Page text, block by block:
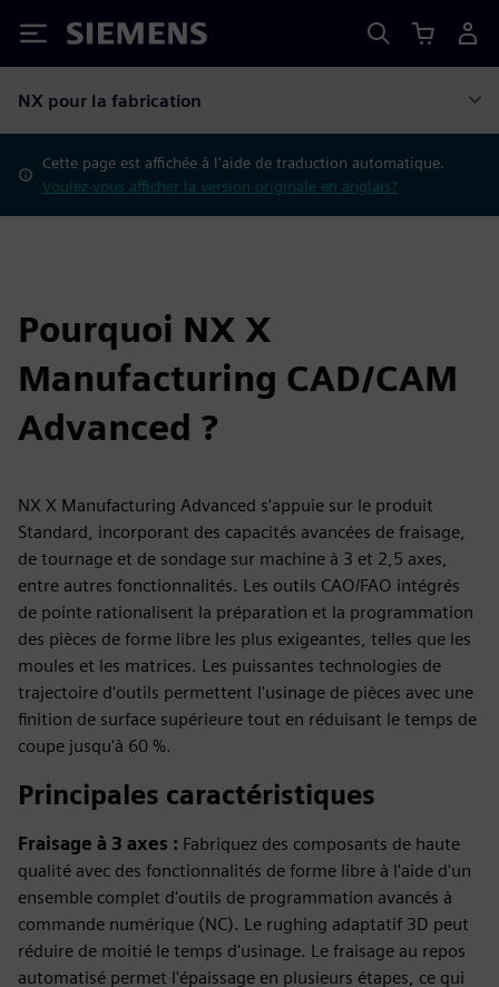
Siemens
NX pour la fabrication
Cette page est affichée à l'aide de traduction automatique.
Voulez-vous afficher la version originale en anglais?
Pourquoi NX X
Manufacturing CAD/CAM
Advanced ?
NX X Manufacturing Advanced s'appuie sur le produit
Standard, incorporant des capacités avancées de fraisage,
de tournage et de sondage sur machine à 3 et 2,5 axes,
entre autres fonctionnalités. Les outils CAO/FAO intégrés
de pointe rationalisent la préparation et la programmation
des pièces de forme libre les plus exigeantes, telles que les
moules et les matrices. Les puissantes technologies de
trajectoire d'outils permettent l'usinage de pièces avec une
finition de surface supérieure tout en réduisant le temps de
coupe jusqu'à 60 %.
Principales caractéristiques
Fraisage à 3 axes : Fabriquez des composants de haute
qualité avec des fonctionnalités de forme libre à l'aide d'un
ensemble complet d'outils de programmation avancés à
commande numérique (NC). Le rughing adaptatif 3D peut
réduire de moitié le temps d'usinage. Le fraisage au repos
automatisé permet l'épaissage en plusieurs étapes, ce qui